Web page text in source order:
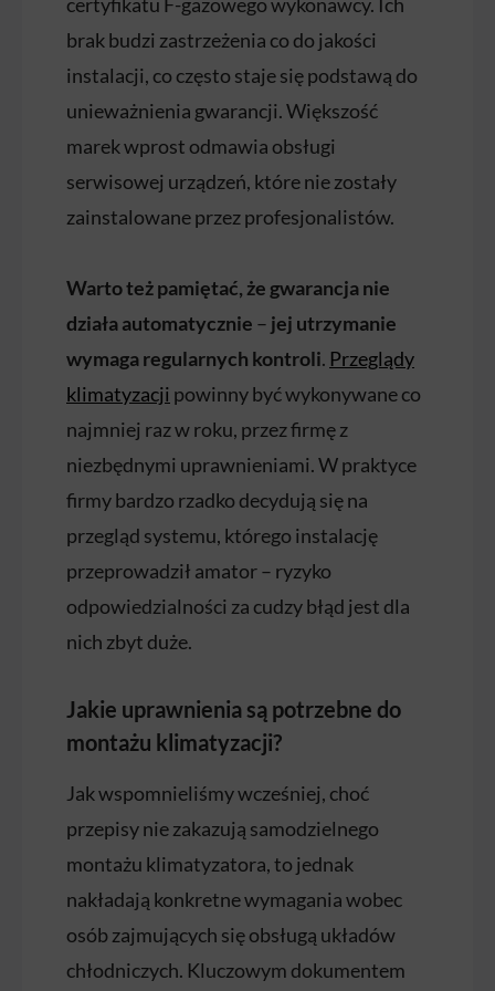
brak budzi zastrzeżenia co do jakości
instalacji, co często staje się podstawą do
unieważnienia gwarancji. Większość
marek wprost odmawia obsługi
serwisowej urządzeń, które nie zostały
zainstalowane przez profesjonalistów.
Warto też pamiętać, że gwarancja nie
działa automatycznie – jej utrzymanie
wymaga regularnych kontroli. Przeglądy
klimatyzacji powinny być wykonywane co
najmniej raz w roku, przez firmę z
niezbędnymi uprawnieniami. W praktyce
firmy bardzo rzadko decydują się na
przegląd systemu, którego instalację
przeprowadził amator – ryzyko
odpowiedzialności za cudzy błąd jest dla
nich zbyt duże.
Jakie uprawnienia są potrzebne do
montażu klimatyzacji?
Jak wspomnieliśmy wcześniej, choć
przepisy nie zakazują samodzielnego
montażu klimatyzatora, to jednak
nakładają konkretne wymagania wobec
osób zajmujących się obsługą układów
chłodniczych. Kluczowym dokumentem